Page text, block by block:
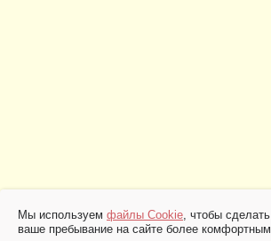
Мы используем файлы Cookie, чтобы сделать
ваше пребывание на сайте более комфортным